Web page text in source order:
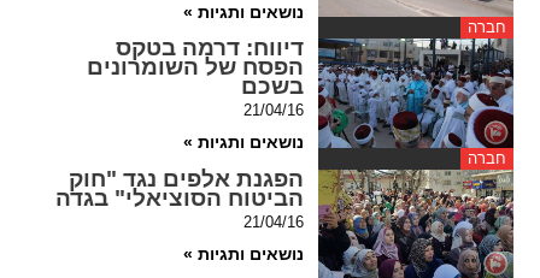
חברה
נושאים ותגיות »
חברה
דיווח : דרמה בטקס
הפסח של השומרונים
בשכם
21/04/16
נושאים ותגיות »
הפגנת אלפים נגד "חוק
הביטוח הסוציאלי" בגדה
21/04/16
נושאים ותגיות »